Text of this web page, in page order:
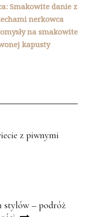
Smakowite danie z
nerkowca
na smakowite
kapusty
z piwnymi
stylów – podróż